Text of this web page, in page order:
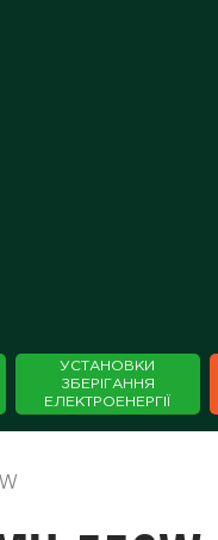
УСТАНОВКИ
ЗБЕРІГАННЯ
ЕЛЕКТРОЕНЕРГІЇ